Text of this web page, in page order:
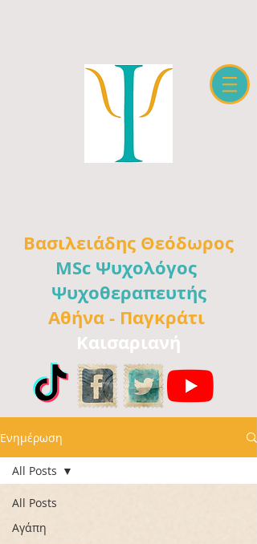
Βασιλειάδης Θεόδωρος
MSc Ψυχολόγος
Ψυχοθεραπευτής
Αθήνα - Παγκράτι
Καισαριανή
Ενημέρωση
All Posts
Αγάπη
All Posts